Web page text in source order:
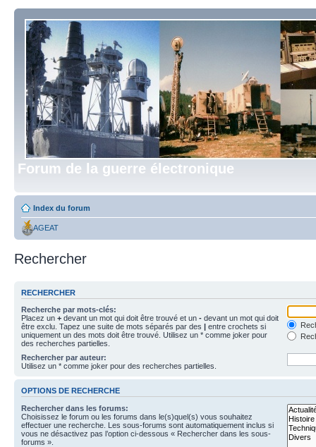
Forum de la guerre électronique
Index du forum
AGEAT
Rechercher
RECHERCHER
Recherche par mots-clés:
Placez un + devant un mot qui doit être trouvé et un - devant un mot qui doit
être exclu. Tapez une suite de mots séparés par des | entre crochets si
uniquement un des mots doit être trouvé. Utilisez un * comme joker pour
des recherches partielles.
Rechercher par auteur:
Utilisez un * comme joker pour des recherches partielles.
OPTIONS DE RECHERCHE
Rechercher dans les forums:
Choisissez le forum ou les forums dans le(s)quel(s) vous souhaitez
effectuer une recherche. Les sous-forums sont automatiquement inclus si
vous ne désactivez pas l’option ci-dessous « Rechercher dans les sous-
forums ».